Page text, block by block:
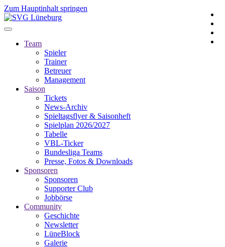
Zum Hauptinhalt springen
Team
Spieler
Trainer
Betreuer
Management
Saison
Tickets
News-Archiv
Spieltagsflyer & Saisonheft
Spielplan 2026/2027
Tabelle
VBL-Ticker
Bundesliga Teams
Presse, Fotos & Downloads
Sponsoren
Sponsoren
Supporter Club
Jobbörse
Community
Geschichte
Newsletter
LüneBlock
Galerie